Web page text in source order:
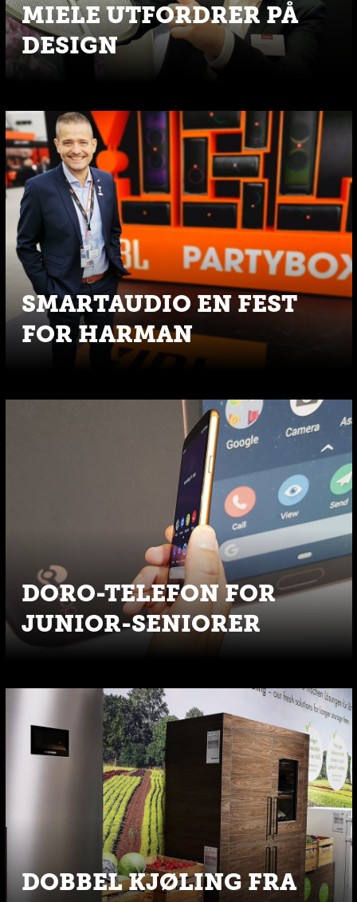
MIELE UTFORDRER PÅ
DESIGN
SMARTAUDIO EN FEST
FOR HARMAN
DORO-TELEFON FOR
JUNIOR-SENIORER
DOBBEL KJØLING FRA